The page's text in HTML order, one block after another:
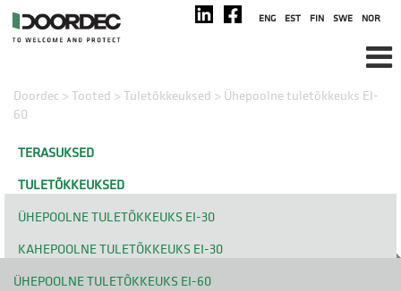
ENG EST FIN SWE NOR
Doordec >Tooted >Tuletõkkeuksed >Ühepoolne tuletõkkeuks EI-
60
TERASUKSED
TULETÕKKEUKSED
ÜHEPOOLNE TULETÕKKEUKS EI-30
KAHEPOOLNE TULETÕKKEUKS EI-30
ÜHEPOOLNE TULETÕKKEUKS EI-60